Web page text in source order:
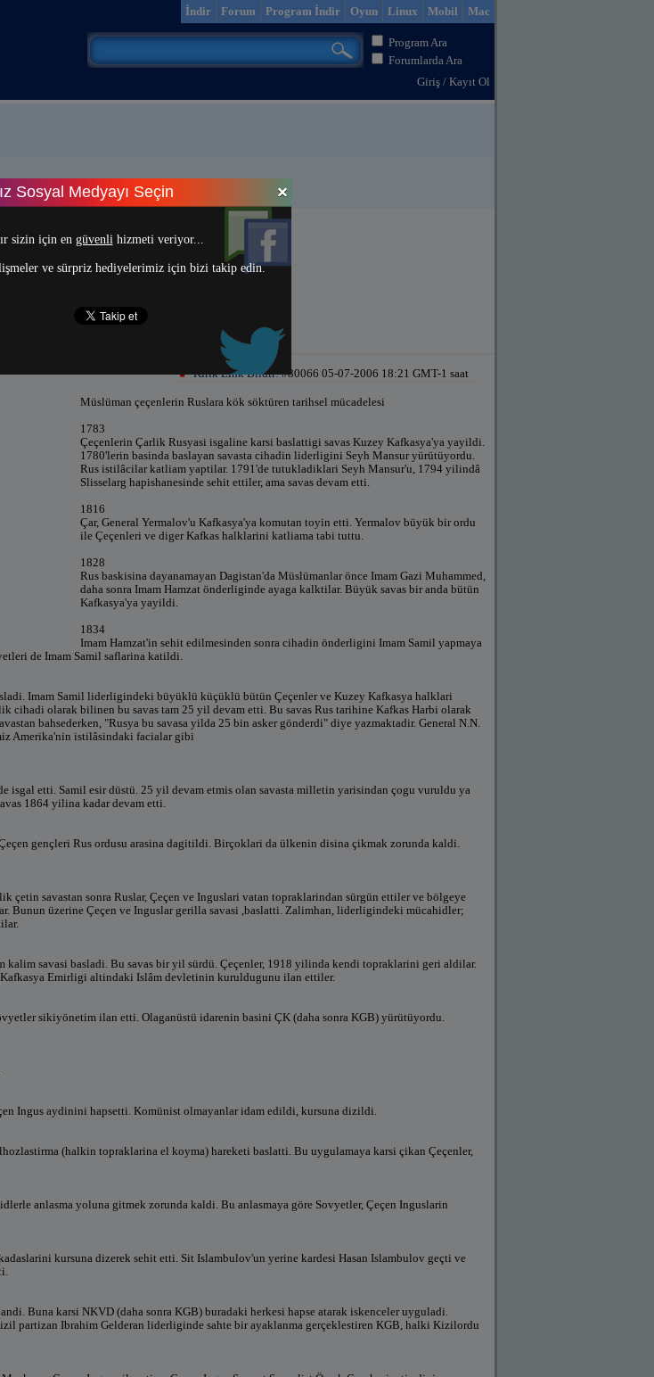
Mac
Mobil
Linux
Oyun
Program İndir
Forum
İndir
Program Ara
Forumlarda Ara
Giriş / Kayıt Ol
Sosyal Medyayı Seçin
sizin için en güvenlihizmeti veriyor...
ve sürpriz hediyelerimiz için bizi takip edin.
Kırık Link Bildir!#80066 05-07-2006 18:21 GMT-1 saat
Müslüman çeçenlerin Ruslara kök söktüren tarihsel mücadelesi
1783
Çeçenlerin Çarlik Rusyasi isgaline karsi baslattigi savas Kuzey Kafkasya'ya yayildi.
1780'lerin basinda baslayan savasta cihadin liderligini Seyh Mansur yürütüyordu.
Rus istilâcilar katliam yaptilar. 1791'de tutukladiklari Seyh Mansur'u, 1794 yilindâ
Slisselarg hapishanesinde sehit ettiler, ama savas devam etti.
1816
Çar, General Yermalov'u Kafkasya'ya komutan toyin etti. Yermalov büyük bir ordu
ile Çeçenleri ve diger Kafkas halklarini katliama tabi tuttu.
1828
Rus baskisina dayanamayan Dagistan'da Müslümanlar önce Imam Gazi Muhammed,
daha sonra Imam Hamzat önderliginde ayaga kalktilar. Büyük savas bir anda bütün
Kafkasya'ya yayildi.
1834
Imam Hamzat'in sehit edilmesinden sonra cihadin önderligini Imam Samil yapmaya
de Imam Samil saflarina katildi.
Imam Samil liderligindeki büyüklü küçüklü bütün Çeçenler ve Kuzey Kafkasya halklari
cihadi olarak bilinen bu savas tam 25 yil devam etti. Bu savas Rus tarihine Kafkas Harbi olarak
bahsederken, "Rusya bu savasa yilda 25 bin asker gönderdi" diye yazmaktadir. General N.N.
Amerika'nin istilâsindaki facialar gibi
isgal etti. Samil esir düstü. 25 yil devam etmis olan savasta milletin yarisindan çogu vuruldu ya
1864 yilina kadar devam etti.
gençleri Rus ordusu arasina dagitildi. Birçoklari da ülkenin disina çikmak zorunda kaldi.
çetin savastan sonra Ruslar, Çeçen ve Inguslari vatan topraklarindan sürgün ettiler ve bölgeye
Bunun üzerine Çeçen ve Inguslar gerilla savasi ,baslatti. Zalimhan, liderligindeki mücahidler;
kalim savasi basladi. Bu savas bir yil sürdü. Çeçenler, 1918 yilinda kendi topraklarini geri aldilar.
Emirligi altindaki Islâm devletinin kuruldugunu ilan ettiler.
sikiyönetim ilan etti. Olaganüstü idarenin basini ÇK (daha sonra KGB) yürütüyordu.
Ingus aydinini hapsetti. Komünist olmayanlar idam edildi, kursuna dizildi.
(halkin topraklarina el koyma) hareketi baslatti. Bu uygulamaya karsi çikan Çeçenler,
anlasma yoluna gitmek zorunda kaldi. Bu anlasmaya göre Sovyetler, Çeçen Inguslarin
kursuna dizerek sehit etti. Sit Islambulov'un yerine kardesi Hasan Islambulov geçti ve
Buna karsi NKVD (daha sonra KGB) buradaki herkesi hapse atarak iskenceler uyguladi.
partizan Ibrahim Gelderan liderliginde sahte bir ayaklanma gerçeklestiren KGB, halki Kizilordu